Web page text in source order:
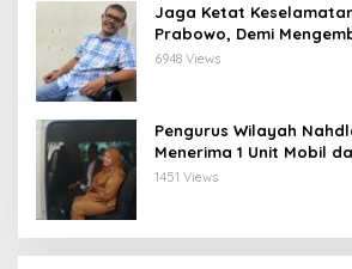
Jaga Ketat
Prabowo, Demi
Menjadi Macan Asia
6948 Views
Pengurus Wilayah
Menerima 1 Unit Mobil
Bandar Lampung
1451 Views